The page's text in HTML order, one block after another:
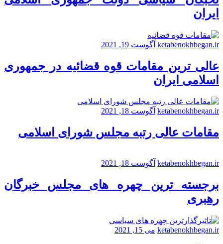
ایران
ketabenokhbegan.ir آگوست 19, 2021
عالی ترین مقامات قوه قضائیه در جمهوری
اسلامی ایران
ketabenokhbegan.ir آگوست 18, 2021
مقامات عالی رتبه مجلس شورای اسلامی
ketabenokhbegan.ir آگوست 18, 2021
برجسته ترین چهره های مجلس خبرگان
رهبری
ketabenokhbegan.ir می 15, 2021